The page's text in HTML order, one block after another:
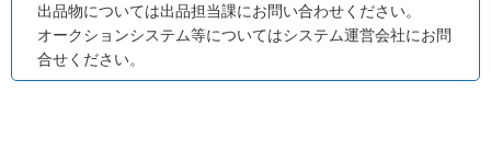
出品物については出品担当課にお問い合わせください。
オークションシステム等についてはシステム運営会社にお問
合せください。